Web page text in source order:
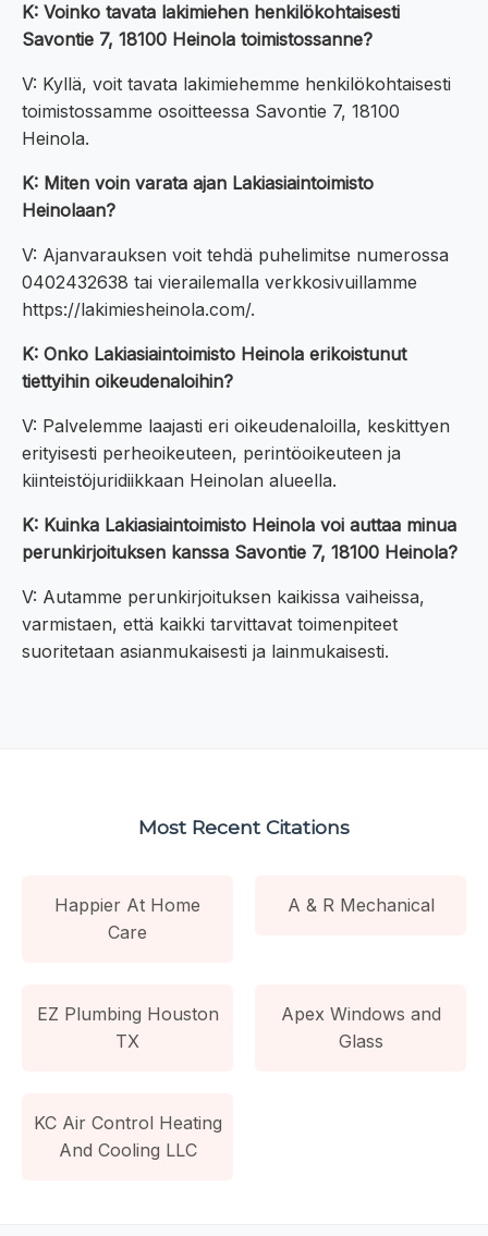
K: Voinko tavata lakimiehen henkilökohtaisesti
Savontie 7, 18100 Heinola toimistossanne?
V: Kyllä, voit tavata lakimiehemme henkilökohtaisesti
toimistossamme osoitteessa Savontie 7, 18100
Heinola.
K: Miten voin varata ajan Lakiasiaintoimisto
Heinolaan?
V: Ajanvarauksen voit tehdä puhelimitse numerossa
0402432638 tai vierailemalla verkkosivuillamme
https://lakimiesheinola.com/.
K: Onko Lakiasiaintoimisto Heinola erikoistunut
tiettyihin oikeudenaloihin?
V: Palvelemme laajasti eri oikeudenaloilla, keskittyen
erityisesti perheoikeuteen, perintöoikeuteen ja
kiinteistöjuridiikkaan Heinolan alueella.
K: Kuinka Lakiasiaintoimisto Heinola voi auttaa minua
perunkirjoituksen kanssa Savontie 7, 18100 Heinola?
V: Autamme perunkirjoituksen kaikissa vaiheissa,
varmistaen, että kaikki tarvittavat toimenpiteet
suoritetaan asianmukaisesti ja lainmukaisesti.
Most Recent Citations
Happier At Home
Care
A & R Mechanical
EZ Plumbing Houston
TX
Apex Windows and
Glass
KC Air Control Heating
And Cooling LLC